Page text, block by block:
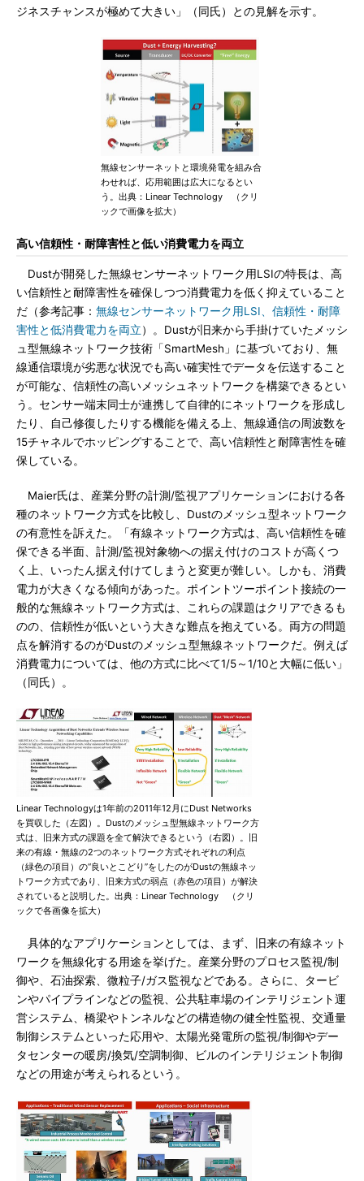
ジネスチャンスが極めて大きい」（同氏）との見解を示す。
無線センサーネットと環境発電を組み合
わせれば、応用範囲は広大になるとい
う。出典：Linear Technology （クリ
ックで画像を拡大）
高い信頼性・耐障害性と低い消費電力を両立
Dustが開発した無線センサーネットワーク用LSIの特長は、高
い信頼性と耐障害性を確保しつつ消費電力を低く抑えていること
だ（参考記事： 無線センサーネットワーク用LSI、信頼性・耐障
害性と低消費電力を両立）。Dustが旧来から手掛けていたメッシ
ュ型無線ネットワーク技術「SmartMesh」に基づいており、無
線通信環境が劣悪な状況でも高い確実性でデータを伝送すること
が可能な、信頼性の高いメッシュネットワークを構築できるとい
う。センサー端末同士が連携して自律的にネットワークを形成し
たり、自己修復したりする機能を備える上、無線通信の周波数を
15チャネルでホッピングすることで、高い信頼性と耐障害性を確
保している。
Maier氏は、産業分野の計測/監視アプリケーションにおける各
種のネットワーク方式を比較し、Dustのメッシュ型ネットワーク
の有意性を訴えた。「有線ネットワーク方式は、高い信頼性を確
保できる半面、計測/監視対象物への据え付けのコストが高くつ
く上、いったん据え付けてしまうと変更が難しい。しかも、消費
電力が大きくなる傾向があった。ポイントツーポイント接続の一
般的な無線ネットワーク方式は、これらの課題はクリアできるも
のの、信頼性が低いという大きな難点を抱えている。両方の問題
点を解消するのがDustのメッシュ型無線ネットワークだ。例えば
消費電力については、他の方式に比べて1/5～1/10と大幅に低い」
（同氏）。
Linear Technologyは1年前の2011年12月にDust Networks
を買収した（左図）。Dustのメッシュ型無線ネットワーク方
式は、旧来方式の課題を全て解決できるという（右図）。旧
来の有線・無線の2つのネットワーク方式それぞれの利点
（緑色の項目）の“良いとこどり”をしたのがDustの無線ネッ
トワーク方式であり、旧来方式の弱点（赤色の項目）が解決
されていると説明した。出典：Linear Technology （クリ
ックで各画像を拡大）
具体的なアプリケーションとしては、まず、旧来の有線ネット
ワークを無線化する用途を挙げた。産業分野のプロセス監視/制
御や、石油探索、微粒子/ガス監視などである。さらに、タービ
ンやパイプラインなどの監視、公共駐車場のインテリジェント運
営システム、橋梁やトンネルなどの構造物の健全性監視、交通量
制御システムといった応用や、太陽光発電所の監視/制御やデー
タセンターの暖房/換気/空調制御、ビルのインテリジェント制御
などの用途が考えられるという。